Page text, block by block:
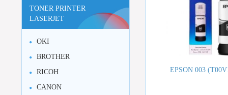
EPSON 003
TONER PRINTER
LASERJET
OKI
BROTHER
RICOH
CANON